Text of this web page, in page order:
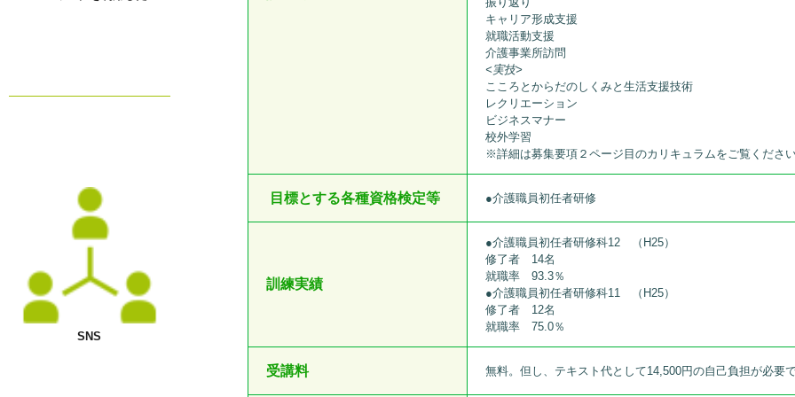
SNS
キャリア形成支援
就職活動支援
介護事業所訪問
<実技>
こころとからだのしくみと生活支援技術
レクリエーション
ビジネスマナー
校外学習
※詳細は募集要項２ページ目のカリキュラムをご覧ください
目標とする各種資格検定等 ●介護職員初任者研修
訓練実績
●介護職員初任者研修科12 （H25）
修了者 14名
就職率 93.3％
●介護職員初任者研修科11 （H25）
修了者 12名
就職率 75.0％
受講料 無料。但し、テキスト代として14,500円の自己負担が必要で